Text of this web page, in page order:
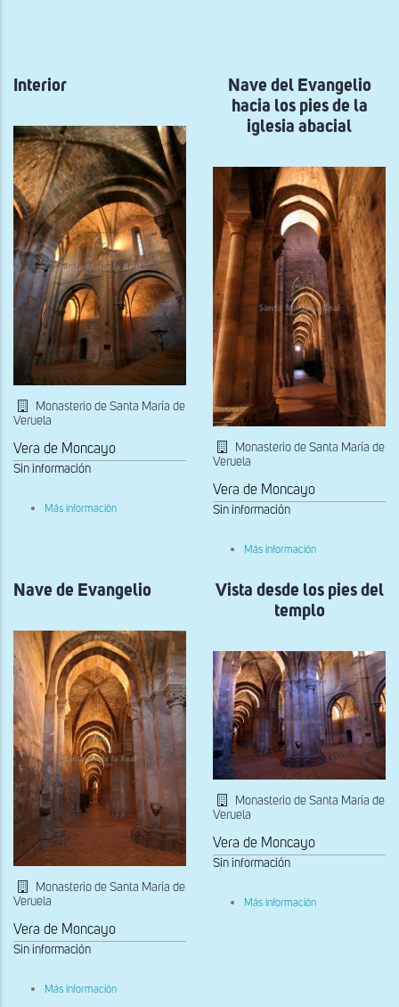
navegación
Interior
Monasterio de Santa María de
Veruela
Vera de Moncayo
Sin información
Más información
Nave del Evangelio
hacia los pies de la
iglesia abacial
Monasterio de Santa María de
Veruela
Vera de Moncayo
Sin información
Más información
Evangelio
hacia
los
la
iglesia
abacial
Nave de Evangelio
Monasterio de Santa María de
Veruela
Vera de Moncayo
Sin información
Más información
Vista desde los pies del
templo
Monasterio de Santa María de
Veruela
Vera de Moncayo
Sin información
Más información